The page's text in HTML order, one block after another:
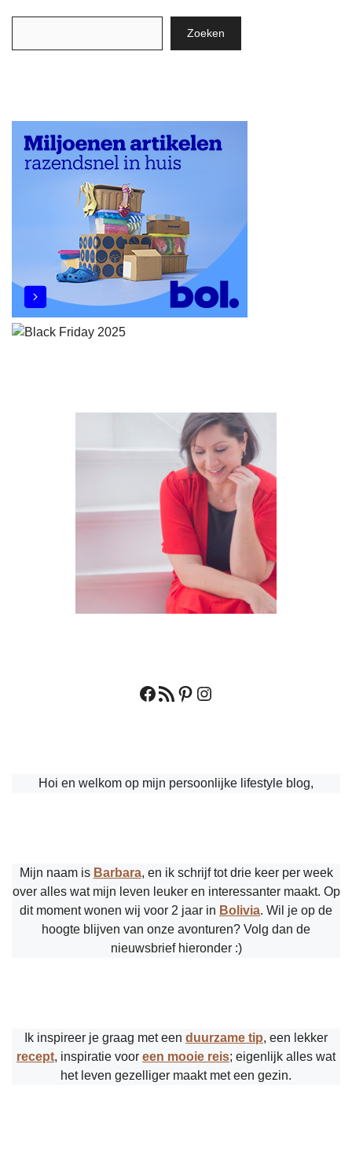
Zoeken
Facebook
RSS feedPinterest
Instagram
Hoi en welkom op mijn persoonlijke lifestyle blog,
Mijn naam is Barbara, en ik schrijf tot drie keer per week
over alles wat mijn leven leuker en interessanter maakt. Op
dit moment wonen wij voor 2 jaar in Bolivia. Wil je op de
hoogte blijven van onze avonturen? Volg dan de
nieuwsbrief hieronder :)
Ik inspireer je graag met een duurzame tip, een lekker
recept, inspiratie voor een mooie reis; eigenlijk alles wat
het leven gezelliger maakt met een gezin.